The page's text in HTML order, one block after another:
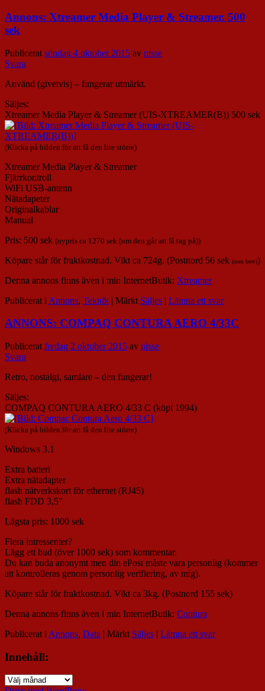
Annons: Xtreamer Media Player & Streamer. 500
sek
Publicerat söndag 4 oktober 2015 av nisse
Svara
Använd (givetvis) – fungerar utmärkt.
Säljes:
Xtreamer Media Player & Streamer (UIS-XTREAMER(B)) 500 sek
(Klicka på bilden för att få den lite större)
Xtreamer Media Player & Streamer
Fjärrkontroll
WiFi USB-antenn
Nätadapeter
Originalkablar
Manual
Pris: 500 sek (nypris ca 1270 sek (om den går att få tag på))
Köpare står för fraktkostnad. Vikt ca 724g. (Postnord 56 sek (som brev))
Denna annons finns även i min InternetButik: Xtreamer
Publicerat i Annons, Teknik | Märkt Säljes | Lämna ett svar
ANNONS: COMPAQ CONTURA AERO 4/33C
Publicerat fredag 2 oktober 2015 av nisse
Svara
Retro, nostalgi, samlare – den fungerar!
Säljes:
COMPAQ CONTURA AERO 4/33 C (köpt 1994)
(Klicka på bilden för att få den lite större)
Windows 3.1
Extra batteri
Extra nätadapter
flash nätverkskort för ethernet (RJ45)
flash FDD 3,5"
Lägsta pris: 1000 sek
Flera intressenter?
Lägg ett bud (över 1000 sek) som kommentar.
Du kan buda anonymt men din ePost måste vara personlig (kommer
att kontrolleras genom personlig verifiering, av mig).
Köpare står för fraktkostnad. Vikt ca 3kg. (Postnord 155 sek)
Denna annons finns även i min InternetButik: Contura
Publicerat i Annons, Data | Märkt Säljes | Lämna ett svar
Innehåll:
Innehåll: